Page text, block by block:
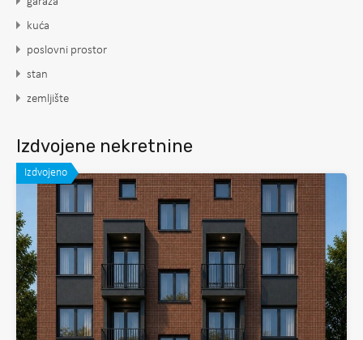
kuća
poslovni prostor
stan
zemljište
Izdvojene nekretnine
Izdvojeno